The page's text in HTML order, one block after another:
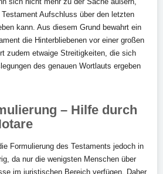
Aufschluss über den letzten
kann. Aus diesem Grund bewahrt ein
die Hinterbliebenen vor einer großen
zudem etwaige Streitigkeiten, die sich
des genauen Wortlauts ergeben
– Hilfe durch
Formulierung des Testaments jedoch in
da nur die wenigsten Menschen über
im juristischen Bereich verfügen. Daher